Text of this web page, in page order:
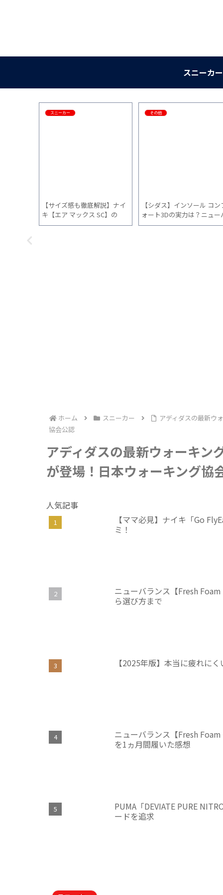
スニーカー
スニーカー
【サイズ感も徹底解説】ナイ
キ【エア マックス SC】の
「サイズ感」「履き心地」
その他
【シダス】インソール コン
ォート3Dの実力は？ニュー
ランスのインソールと比較
ホーム スニーカー
アディダスの最新ウ
協会公認
アディダスの最新ウォーキン
が登場！日本ウォーキング協
人気記事
【ママ必見】ナイキ「Go
ミ！
ニューバランス【Fresh
ら選び方まで
【2025年版】本当に疲れに
ニューバランス【Fresh
を1ヵ月間履いた感想
PUMA「DEVIATE PURE
ードを追求